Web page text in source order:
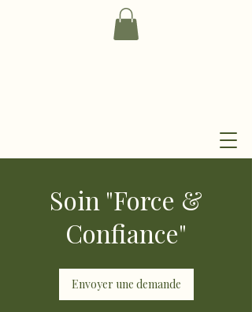
Soin "Force &
Confiance"
Envoyer une demande